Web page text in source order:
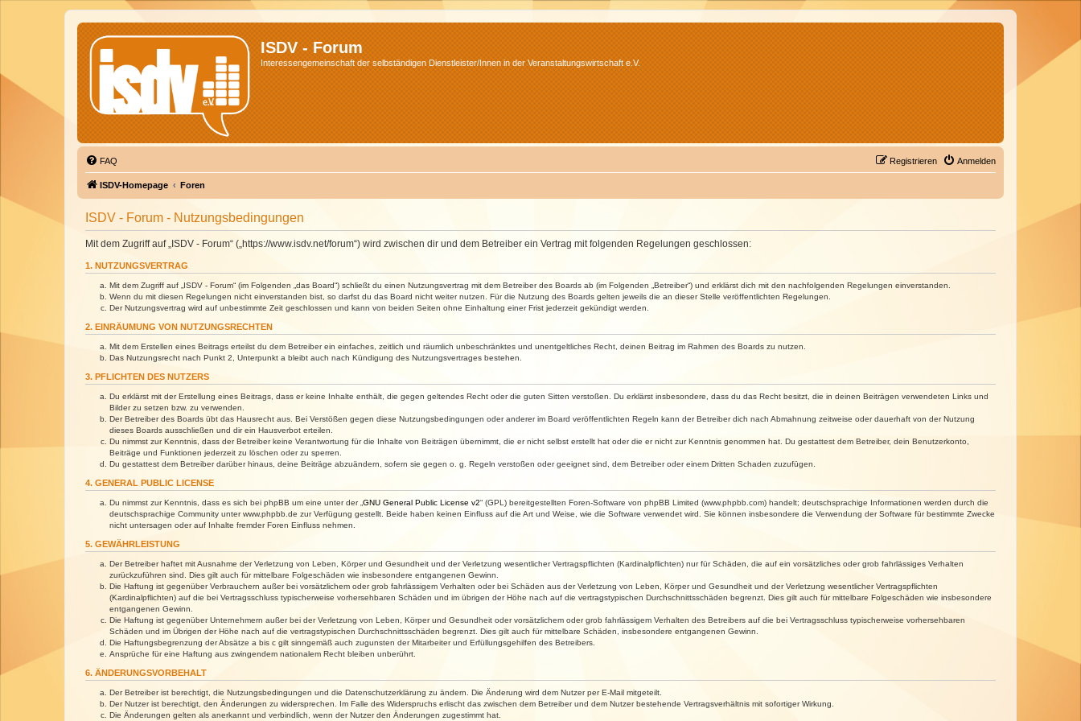
ISDV - Forum
Interessengemeinschaft der selbständigen Dienstleister/Innen in der Veranstaltungswirtschaft e.V.
FAQ Anmelden
Registrieren
ISDV-Homepage Foren
ISDV - Forum - Nutzungsbedingungen
Mit dem Zugriff auf „ISDV - Forum“ („https://www.isdv.net/forum“) wird zwischen dir und dem Betreiber ein Vertrag mit folgenden Regelungen geschlossen:
1. NUTZUNGSVERTRAG
Mit dem Zugriff auf „ISDV - Forum“ (im Folgenden „das Board“) schließt du einen Nutzungsvertrag mit dem Betreiber des Boards ab (im Folgenden „Betreiber“) und erklärst dich mit den nachfolgenden Regelungen einverstanden.
Wenn du mit diesen Regelungen nicht einverstanden bist, so darfst du das Board nicht weiter nutzen. Für die Nutzung des Boards gelten jeweils die an dieser Stelle veröffentlichten Regelungen.
Der Nutzungsvertrag wird auf unbestimmte Zeit geschlossen und kann von beiden Seiten ohne Einhaltung einer Frist jederzeit gekündigt werden.
2. EINRÄUMUNG VON NUTZUNGSRECHTEN
Mit dem Erstellen eines Beitrags erteilst du dem Betreiber ein einfaches, zeitlich und räumlich unbeschränktes und unentgeltliches Recht, deinen Beitrag im Rahmen des Boards zu nutzen.
Das Nutzungsrecht nach Punkt 2, Unterpunkt a bleibt auch nach Kündigung des Nutzungsvertrages bestehen.
3. PFLICHTEN DES NUTZERS
Du erklärst mit der Erstellung eines Beitrags, dass er keine Inhalte enthält, die gegen geltendes Recht oder die guten Sitten verstoßen. Du erklärst insbesondere, dass du das Recht besitzt, die in deinen Beiträgen verwendeten Links und
Bilder zu setzen bzw. zu verwenden.
Der Betreiber des Boards übt das Hausrecht aus. Bei Verstößen gegen diese Nutzungsbedingungen oder anderer im Board veröffentlichten Regeln kann der Betreiber dich nach Abmahnung zeitweise oder dauerhaft von der Nutzung
dieses Boards ausschließen und dir ein Hausverbot erteilen.
Du nimmst zur Kenntnis, dass der Betreiber keine Verantwortung für die Inhalte von Beiträgen übernimmt, die er nicht selbst erstellt hat oder die er nicht zur Kenntnis genommen hat. Du gestattest dem Betreiber, dein Benutzerkonto,
Beiträge und Funktionen jederzeit zu löschen oder zu sperren.
Du gestattest dem Betreiber darüber hinaus, deine Beiträge abzuändern, sofern sie gegen o. g. Regeln verstoßen oder geeignet sind, dem Betreiber oder einem Dritten Schaden zuzufügen.
4. GENERAL PUBLIC LICENSE
Du nimmst zur Kenntnis, dass es sich bei phpBB um eine unter der „ GNU General Public License v2“ (GPL) bereitgestellten Foren-Software von phpBB Limited (www.phpbb.com) handelt; deutschsprachige Informationen werden durch die
deutschsprachige Community unter www.phpbb.de zur Verfügung gestellt. Beide haben keinen Einfluss auf die Art und Weise, wie die Software verwendet wird. Sie können insbesondere die Verwendung der Software für bestimmte Zwecke
nicht untersagen oder auf Inhalte fremder Foren Einfluss nehmen.
5. GEWÄHRLEISTUNG
Der Betreiber haftet mit Ausnahme der Verletzung von Leben, Körper und Gesundheit und der Verletzung wesentlicher Vertragspflichten (Kardinalpflichten) nur für Schäden, die auf ein vorsätzliches oder grob fahrlässiges Verhalten
zurückzuführen sind. Dies gilt auch für mittelbare Folgeschäden wie insbesondere entgangenen Gewinn.
Die Haftung ist gegenüber Verbrauchern außer bei vorsätzlichem oder grob fahrlässigem Verhalten oder bei Schäden aus der Verletzung von Leben, Körper und Gesundheit und der Verletzung wesentlicher Vertragspflichten
(Kardinalpflichten) auf die bei Vertragsschluss typischerweise vorhersehbaren Schäden und im übrigen der Höhe nach auf die vertragstypischen Durchschnittsschäden begrenzt. Dies gilt auch für mittelbare Folgeschäden wie insbesondere
entgangenen Gewinn.
Die Haftung ist gegenüber Unternehmern außer bei der Verletzung von Leben, Körper und Gesundheit oder vorsätzlichem oder grob fahrlässigem Verhalten des Betreibers auf die bei Vertragsschluss typischerweise vorhersehbaren
Schäden und im Übrigen der Höhe nach auf die vertragstypischen Durchschnittsschäden begrenzt. Dies gilt auch für mittelbare Schäden, insbesondere entgangenen Gewinn.
Die Haftungsbegrenzung der Absätze a bis c gilt sinngemäß auch zugunsten der Mitarbeiter und Erfüllungsgehilfen des Betreibers.
Ansprüche für eine Haftung aus zwingendem nationalem Recht bleiben unberührt.
6. ÄNDERUNGSVORBEHALT
Der Betreiber ist berechtigt, die Nutzungsbedingungen und die Datenschutzerklärung zu ändern. Die Änderung wird dem Nutzer per E-Mail mitgeteilt.
Der Nutzer ist berechtigt, den Änderungen zu widersprechen. Im Falle des Widerspruchs erlischt das zwischen dem Betreiber und dem Nutzer bestehende Vertragsverhältnis mit sofortiger Wirkung.
Die Änderungen gelten als anerkannt und verbindlich, wenn der Nutzer den Änderungen zugestimmt hat.